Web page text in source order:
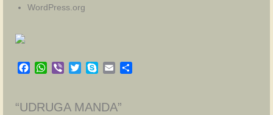
WordPress.org
Facebook
WhatsApp
Viber TwitterSkypeEmail
“UDRUGA MANDA”